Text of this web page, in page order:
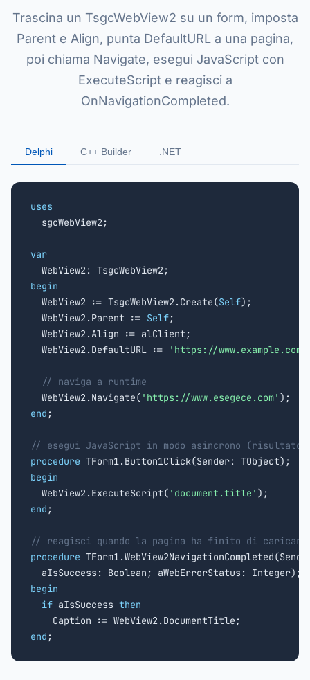
Trascina un TsgcWebView2 su un form, imposta
Parent e Align, punta DefaultURL a una pagina,
poi chiama Navigate, esegui JavaScript con
ExecuteScript e reagisci a
OnNavigationCompleted.
Delphi C++ Builder .NET
uses
sgcWebView2;
var
begin
WebView2 := TsgcWebView2.Create(Self);
  WebView2.Parent :=
Self;
  WebView2.Align := alClient;
  WebView2.DefaultURL :=
'https://www.example.com'
// naviga a runtime
  WebView2.Navigate(
'https://www.esegece.com'
end ;
// esegui JavaScript in modo asincrono (risultato
procedure
begin
WebView2.ExecuteScript( 'document.title'
end ;
// reagisci quando la pagina ha finito di
procedure
begin
if aIsSuccess then
end ;